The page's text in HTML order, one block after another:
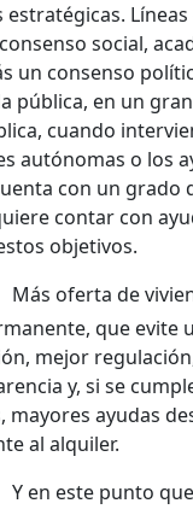
estratégicas.
social,
un consenso
pública, en un
cuando
autónomas o los
con un grado
contar con
objetivos.
Más oferta de
que evite
mejor
y, si se
mayores ayudas
al alquiler.
Y en este punto